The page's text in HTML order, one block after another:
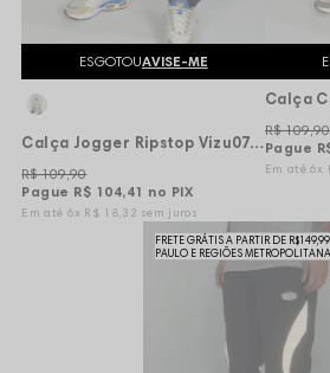
ESGOTOUAVISE-ME
Calça Jogger Ripstop Vizu07 Bomb - Preto
Pague R$ 104,41 no PIX
R$ 109,90
6x R$ 18,32 sem juros
Pague
R$ 109,90
6x
FRETE GRÁTIS A PARTIR DE
PAULO E REGIÕES